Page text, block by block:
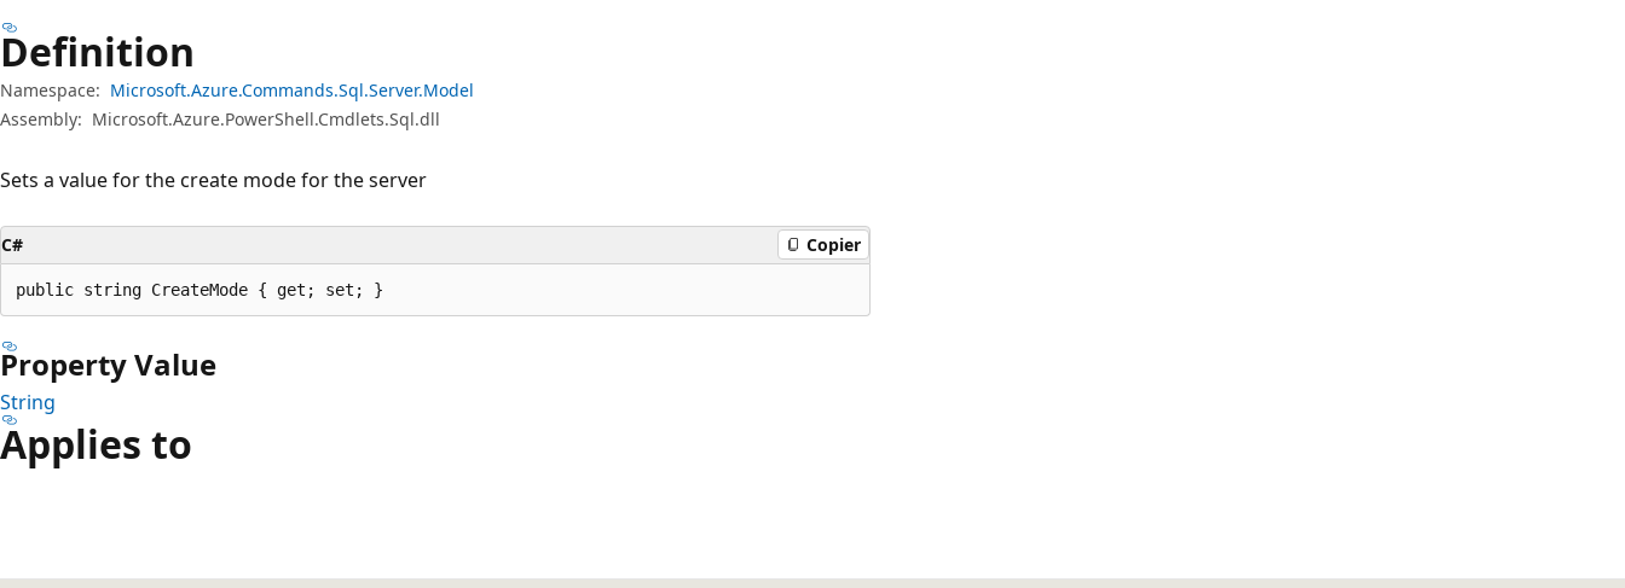
Definition
Namespace: Microsoft.Azure.Commands.Sql.Server.Model
Assembly: Microsoft.Azure.PowerShell.Cmdlets.Sql.dll
Sets a value for the create mode for the server
C# Copier
public string CreateMode { get; set; }
Property Value
String
Applies to